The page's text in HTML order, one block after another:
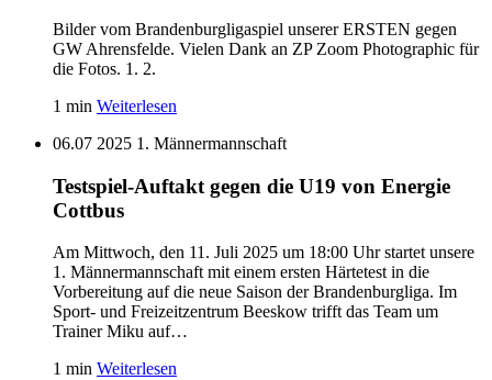
Bilder vom Brandenburgligaspiel unserer ERSTEN gegen
GW Ahrensfelde. Vielen Dank an ZP Zoom Photographic für
die Fotos. 1. 2.
1 min Weiterlesen
06.07 2025 1. Männermannschaft
Testspiel-Auftakt gegen die U19 von Energie
Cottbus
Am Mittwoch, den 11. Juli 2025 um 18:00 Uhr startet unsere
1. Männermannschaft mit einem ersten Härtetest in die
Vorbereitung auf die neue Saison der Brandenburgliga. Im
Sport- und Freizeitzentrum Beeskow trifft das Team um
Trainer Miku auf…
1 min Weiterlesen